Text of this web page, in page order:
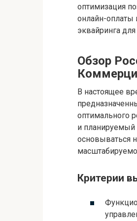
оптимизация
онлайн-оплаты
эквайринга
Обзор
В настоящее
оптимального
и планируемый
основываться
Критерии